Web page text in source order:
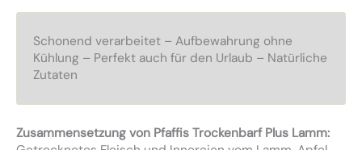
Schonend verarbeitet – Aufbewahrung ohne
Kühlung – Perfekt auch für den Urlaub – Natürliche
Zutaten
Zusammensetzung von Pfaffis Trockenbarf Plus Lamm: